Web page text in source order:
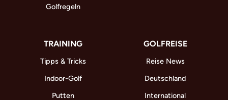
Golfregeln
TRAINING
Tipps & Tricks
Indoor-Golf
Putten
GOLFREISE
Reise News
Deutschland
International